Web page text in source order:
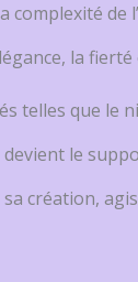
de
la
telles que le
le
création,